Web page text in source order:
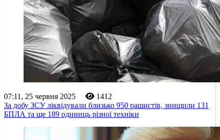
07:11, 25 червня 2025
1412
За добу ЗСУ ліквідували близько 950 рашистів, знищили 131
БПЛА та ще 189 одиниць різної техніки